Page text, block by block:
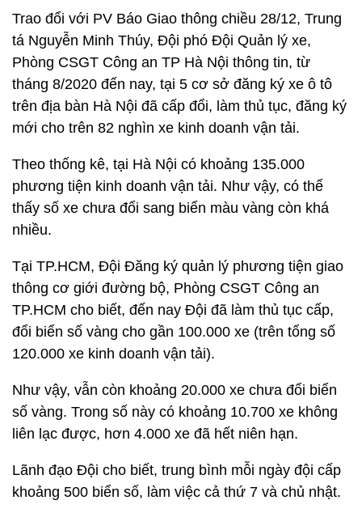
Trao đổi với PV Báo Giao thông chiều 28/12, Trung
tá Nguyễn Minh Thúy, Đội phó Đội Quản lý xe,
Phòng CSGT Công an TP Hà Nội thông tin, từ
tháng 8/2020 đến nay, tại 5 cơ sở đăng ký xe ô tô
trên địa bàn Hà Nội đã cấp đổi, làm thủ tục, đăng ký
mới cho trên 82 nghìn xe kinh doanh vận tải.
Theo thống kê, tại Hà Nội có khoảng 135.000
phương tiện kinh doanh vận tải. Như vậy, có thể
thấy số xe chưa đổi sang biển màu vàng còn khá
nhiều.
Tại TP.HCM, Đội Đăng ký quản lý phương tiện giao
thông cơ giới đường bộ, Phòng CSGT Công an
TP.HCM cho biết, đến nay Đội đã làm thủ tục cấp,
đổi biển số vàng cho gần 100.000 xe (trên tổng số
120.000 xe kinh doanh vận tải).
Như vậy, vẫn còn khoảng 20.000 xe chưa đổi biển
số vàng. Trong số này có khoảng 10.700 xe không
liên lạc được, hơn 4.000 xe đã hết niên hạn.
Lãnh đạo Đội cho biết, trung bình mỗi ngày đội cấp
khoảng 500 biển số, làm việc cả thứ 7 và chủ nhật.